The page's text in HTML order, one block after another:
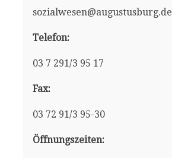
sozialwesen@augustusburg.de
Telefon:
03 7 291/3 95 17
Fax:
03 72 91/3 95-30
Öffnungszeiten: